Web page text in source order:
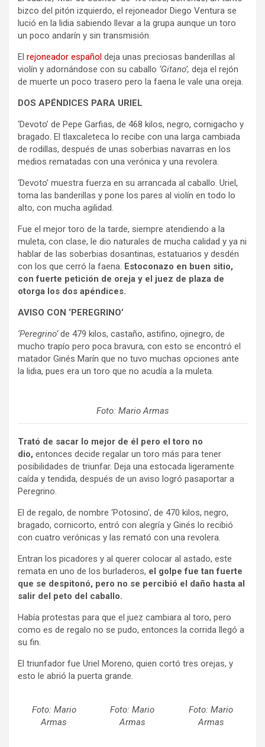
bizco del pitón izquierdo, el rejoneador Diego Ventura se
lució en la lidia sabiendo llevar a la grupa aunque un toro
un poco andarín y sin transmisión.
El rejoneador español deja unas preciosas banderillas al
violín y adornándose con su caballo ‘Gitano’, deja el rejón
de muerte un poco trasero pero la faena le vale una oreja.
DOS APÉNDICES PARA URIEL
‘Devoto’ de Pepe Garfias, de 468 kilos, negro, cornigacho y
bragado. El tlaxcaleteca lo recibe con una larga cambiada
de rodillas, después de unas soberbias navarras en los
medios rematadas con una verónica y una revolera.
‘Devoto’ muestra fuerza en su arrancada al caballo. Uriel,
toma las banderillas y pone los pares al violín en todo lo
alto, con mucha agilidad.
Fue el mejor toro de la tarde, siempre atendiendo a la
muleta, con clase, le dio naturales de mucha calidad y ya ni
hablar de las soberbias dosantinas, estatuarios y desdén
con los que cerró la faena. Estoconazo en buen sitio,
con fuerte petición de oreja y el juez de plaza de
otorga los dos apéndices.
AVISO CON ‘PEREGRINO’
‘Peregrino’de 479 kilos, castaño, astifino, ojinegro, de
mucho trapío pero poca bravura, con esto se encontró el
matador Ginés Marín que no tuvo muchas opciones ante
la lidia, pues era un toro que no acudía a la muleta.
Foto: Mario Armas
Trató de sacar lo mejor de él pero el toro no
dio, entonces decide regalar un toro más para tener
posibilidades de triunfar. Deja una estocada ligeramente
caída y tendida, después de un aviso logró pasaportar a
Peregrino.
El de regalo, de nombre ‘Potosino’, de 470 kilos, negro,
bragado, cornicorto, entró con alegría y Ginés lo recibió
con cuatro verónicas y las remató con una revolera.
Entran los picadores y al querer colocar al astado, este
remata en uno de los burladeros, el golpe fue tan fuerte
que se despitonó, pero no se percibió el daño hasta al
salir del peto del caballo.
Había protestas para que el juez cambiara al toro, pero
como es de regalo no se pudo, entonces la corrida llegó a
su fin.
El triunfador fue Uriel Moreno, quien cortó tres orejas, y
esto le abrió la puerta grande.
Foto: Mario
Armas
Foto: Mario
Armas
Foto: Mario
Armas